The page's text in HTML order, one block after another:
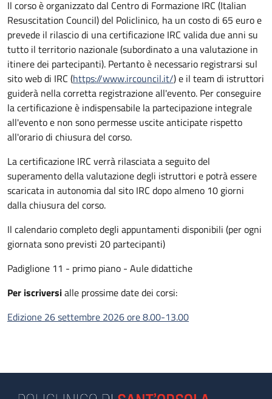
Il corso è organizzato dal Centro di Formazione IRC (Italian
Resuscitation Council) del Policlinico, ha un costo di 65 euro e
prevede il rilascio di una certificazione IRC valida due anni su
tutto il territorio nazionale (subordinato a una valutazione in
itinere dei partecipanti). Pertanto è necessario registrarsi sul
sito web di IRC (https://www.ircouncil.it/) e il team di istruttori
guiderà nella corretta registrazione all'evento. Per conseguire
la certificazione è indispensabile la partecipazione integrale
all'evento e non sono permesse uscite anticipate rispetto
all'orario di chiusura del corso.
La certificazione IRC verrà rilasciata a seguito del
superamento della valutazione degli istruttori e potrà essere
scaricata in autonomia dal sito IRC dopo almeno 10 giorni
dalla chiusura del corso.
Il calendario completo degli appuntamenti disponibili (per ogni
giornata sono previsti 20 partecipanti)
Padiglione 11 - primo piano - Aule didattiche
Per iscriversialle prossime date dei corsi:
Edizione 26 settembre 2026 ore 8.00-13.00